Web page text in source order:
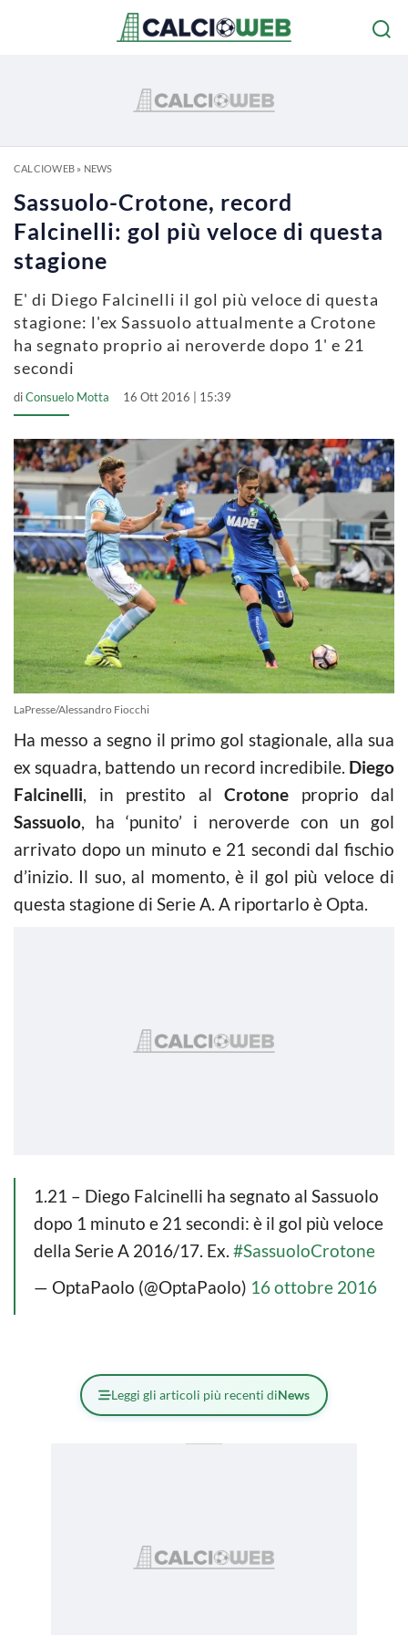
CALCIOWEB» NEWS
Sassuolo-Crotone, record
Falcinelli: gol più veloce di questa
stagione
E' di Diego Falcinelli il gol più veloce di questa
stagione: l'ex Sassuolo attualmente a Crotone
ha segnato proprio ai neroverde dopo 1' e 21
secondi
diConsuelo Motta 16 Ott 2016 | 15:39
LaPresse/Alessandro Fiocchi
Ha messo a segno il primo gol stagionale, alla sua
ex squadra, battendo un record incredibile. Diego
Falcinelli, in prestito al Crotone proprio dal
Sassuolo, ha ‘punito’ i neroverde con un gol
arrivato dopo un minuto e 21 secondi dal fischio
d’inizio. Il suo, al momento, è il gol più veloce di
questa stagione di Serie A. A riportarlo è Opta.
1.21 – Diego Falcinelli ha segnato al Sassuolo
dopo 1 minuto e 21 secondi: è il gol più veloce
della Serie A 2016/17. Ex. #SassuoloCrotone
— OptaPaolo (@OptaPaolo) 16 ottobre 2016
Leggi gli articoli più recenti diNews